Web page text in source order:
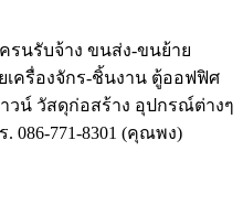
รนรับจ้าง ขนส่ง-ขนย้าย
เครื่องจักร-ชิ้นงาน ตู้ออฟฟิศ
วน์ วัสดุก่อสร้าง อุปกรณ์ต่างๆ
086-771-8301 (คุณพง)